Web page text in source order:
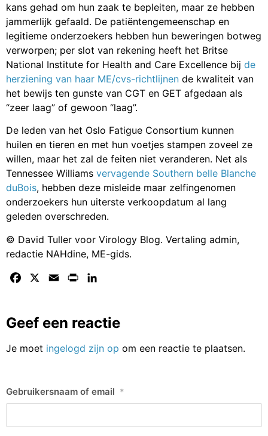
kans gehad om hun zaak te bepleiten, maar ze hebben
jammerlijk gefaald. De patiëntengemeenschap en
legitieme onderzoekers hebben hun beweringen botweg
verworpen; per slot van rekening heeft het Britse
National Institute for Health and Care Excellence bij de
herziening van haar ME/cvs-richtlijnen de kwaliteit van
het bewijs ten gunste van CGT en GET afgedaan als
“zeer laag” of gewoon “laag”.
De leden van het Oslo Fatigue Consortium kunnen
huilen en tieren en met hun voetjes stampen zoveel ze
willen, maar het zal de feiten niet veranderen. Net als
Tennessee Williams vervagende Southern belle Blanche
duBois, hebben deze misleide maar zelfingenomen
onderzoekers hun uiterste verkoopdatum al lang
geleden overschreden.
© David Tuller voor Virology Blog. Vertaling admin,
redactie NAHdine, ME-gids.
Facebook Email Print
Geef een reactie
Je moet ingelogd zijn op om een reactie te plaatsen.
Gebruikersnaam of email *